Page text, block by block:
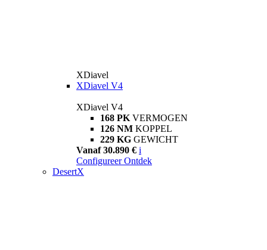
XDiavel
XDiavel V4
XDiavel V4
168 PK VERMOGEN
126 NM KOPPEL
229 KG GEWICHT
Vanaf 30.890 € i
Configureer Ontdek
DesertX